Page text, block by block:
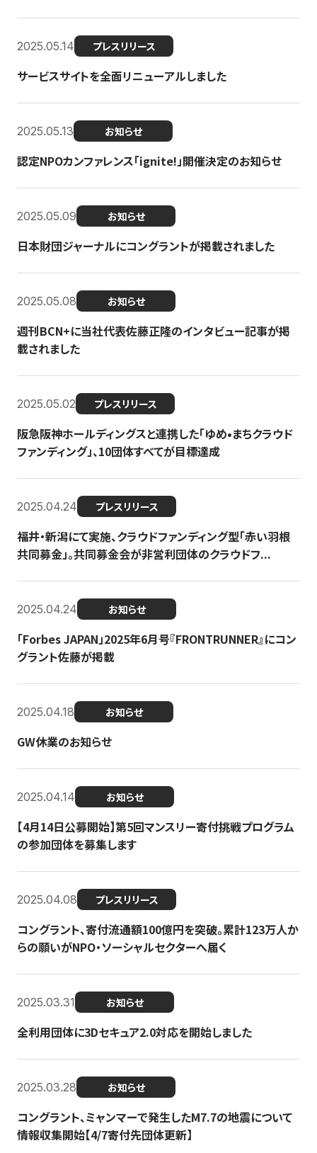
2025.05.14 プレスリリース
サービスサイトを全面リニューアルしました
2025.05.13 お知らせ
認定NPOカンファレンス「ignite!」開催決定のお知らせ
2025.05.09 お知らせ
日本財団ジャーナルにコングラントが掲載されました
2025.05.08 お知らせ
週刊BCN+に当社代表佐藤正隆のインタビュー記事が掲
載されました
2025.05.02 プレスリリース
阪急阪神ホールディングスと連携した「ゆめ•まちクラウド
ファンディング」、10団体すべてが目標達成
2025.04.24 プレスリリース
福井・新潟にて実施、クラウドファンディング型「赤い羽根
共同募金」。共同募金会が非営利団体のクラウドフ...
2025.04.24 お知らせ
「Forbes JAPAN」2025年6月号『FRONTRUNNER』にコン
グラント佐藤が掲載
2025.04.18 お知らせ
GW休業のお知らせ
2025.04.14 お知らせ
【4月14日公募開始】第5回マンスリー寄付挑戦プログラム
の参加団体を募集します
2025.04.08 プレスリリース
コングラント、寄付流通額100億円を突破。累計123万人か
らの願いがNPO・ソーシャルセクターへ届く
2025.03.31 お知らせ
全利用団体に3Dセキュア2.0対応を開始しました
2025.03.28 お知らせ
コングラント、ミャンマーで発生したM7.7の地震について
情報収集開始【4/7寄付先団体更新】